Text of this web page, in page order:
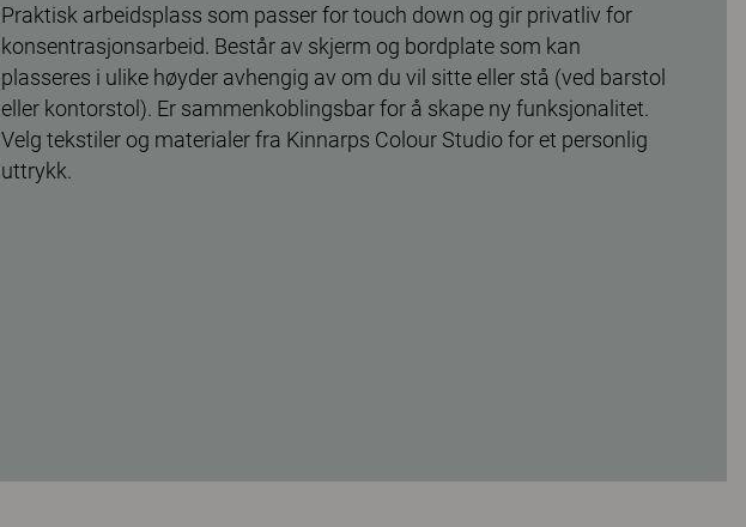
Praktisk arbeidsplass som passer for touch down og gir privatliv for
konsentrasjonsarbeid. Består av skjerm og bordplate som kan
plasseres i ulike høyder avhengig av om du vil sitte eller stå (ved barstol
eller kontorstol). Er sammenkoblingsbar for å skape ny funksjonalitet.
Velg tekstiler og materialer fra Kinnarps Colour Studio for et personlig
uttrykk.